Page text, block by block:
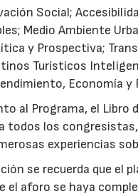
Social;
Medio Ambiente
y Prospectiva;
Turísticos
Economía y
al Programa, el Libro
todos los
experiencias
se recuerda que el
el aforo se haya